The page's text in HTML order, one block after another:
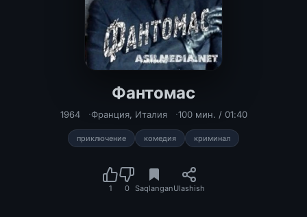
Фантомас
1964 Франция, Италия 100 мин. / 01:40
приключение комедия криминал
1 0 SaqlanganUlashish